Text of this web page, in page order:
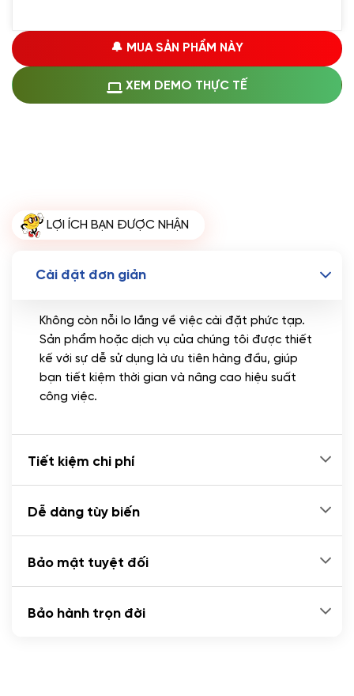
Cài plugin xử lý thanh toán tự động qua
ngân hàng vietcombank, techcombank,
Zalopay, QR code...(+1.500.000 VND)
🔰 MUA KÈM DỊCH VỤ
hosting
Tên miền Quốc tế
🔔 MUA SẢN PHẨM NÀY
XEM DEMO THỰC TẾ
LỢI ÍCH BẠN ĐƯỢC NHẬN
Cài đặt đơn giản
Không còn nỗi lo lắng về việc cài đặt phức tạp.
Sản phẩm hoặc dịch vụ của chúng tôi được thiết
kế với sự dễ sử dụng là ưu tiên hàng đầu, giúp
bạn tiết kiệm thời gian và nâng cao hiệu suất
công việc.
Tiết kiệm chi phí
Dễ dàng tùy biến
Bảo mật tuyệt đối
Bảo hành trọn đời